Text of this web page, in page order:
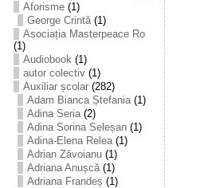
Aforisme(1)
George Crintă(1)
Asociația Masterpeace Ro
(1)
Audiobook(1)
autor colectiv(1)
Auxiliar școlar(282)
Adam Bianca Ștefania(1)
Adina Seria(2)
Adina Sorina Seleșan(1)
Adina-Elena Relea(1)
Adrian Zăvoianu(1)
Adriana Anușcă(1)
Adriana Frandeș (1)